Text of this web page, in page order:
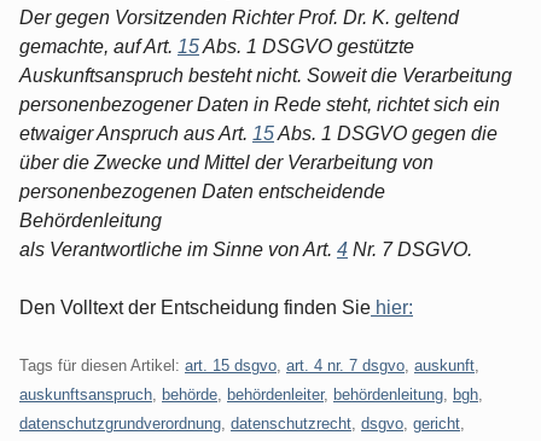
Der gegen Vorsitzenden Richter Prof. Dr. K. geltend
gemachte, auf Art. 15Abs. 1 DSGVO gestützte
Auskunftsanspruch besteht nicht. Soweit die Verarbeitung
personenbezogener Daten in Rede steht, richtet sich ein
etwaiger Anspruch aus Art. 15Abs. 1 DSGVO gegen die
über die Zwecke und Mittel der Verarbeitung von
personenbezogenen Daten entscheidende
Behördenleitung
als Verantwortliche im Sinne von Art. 4 Nr. 7 DSGVO.
Den Volltext der Entscheidung finden Sie hier:
Tags für diesen Artikel: art. 15 dsgvo art. 4 nr. 7 dsgvo auskunft
auskunftsanspruch
behörde behördenleiter, behördenleitung bgh
datenschutzgrundverordnung datenschutzrecht dsgvo gericht